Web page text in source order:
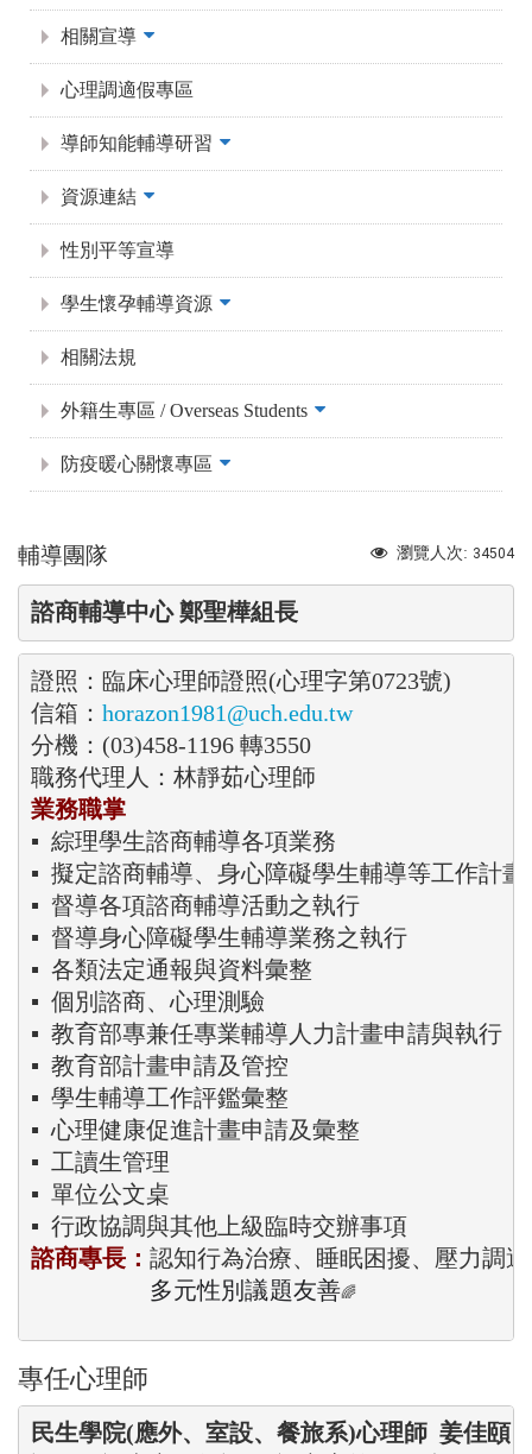
相關宣導
心理調適假專區
導師知能輔導研習
資源連結
性別平等宣導
學生懷孕輔導資源
相關法規
外籍生專區 / Overseas Students
防疫暖心關懷專區
瀏覽人次: 34504
輔導團隊
諮商輔導中心 鄭聖樺組長
證照：臨床心理師證照(心理字第0723號)
信箱： horazon1981@uch.edu.tw
分機：(03)458-1196 轉3550
業務職掌
▪  綜理學生諮商輔導各項業務
▪  擬定諮商輔導、身心障礙學生輔導等工作計
▪  督導各項諮商輔導活動之執行
▪  督導身心障礙學生輔導業務之執行
▪  各類法定通報與資料彙整
▪  個別諮商、心理測驗
▪  教育部專兼任專業輔導人力計畫申請與執行
▪  教育部計畫申請及管控
▪  學生輔導工作評鑑彙整
▪  心理健康促進計畫申請及彙整
▪  工讀生管理
▪  單位公文桌
▪  行政協調與其他上級臨時交辦事項
諮商專長： 認知行為治療、睡眠困擾、壓力調
多元性別議題友善🌈
專任心理師
民生學院(應外、室設、餐旅系)心理師  姜佳頤